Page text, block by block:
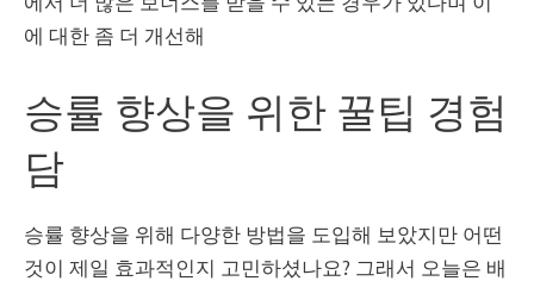
에 대한 좀 더 개선해
승률 향상을 위한 꿀팁 경험
담
승률 향상을 위해 다양한 방법을 도입해 보았지만 어떤
것이 제일 효과적인지 고민하셨나요? 그래서 오늘은 배